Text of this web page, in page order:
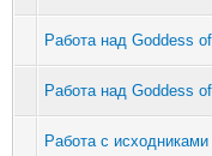
Работа над Goddess
Работа над Goddess
Работа с исходниками